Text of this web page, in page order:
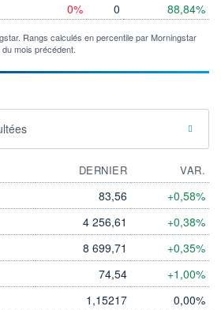
0%
0
88,84%
Rangs calculés en percentile par Morningstar
mois précédent.
DERNIER
VAR.
83,56 +0,58%
4 256,61 +0,38%
8 699,71 +0,35%
74,54 +1,00%
1,15217 0,00%